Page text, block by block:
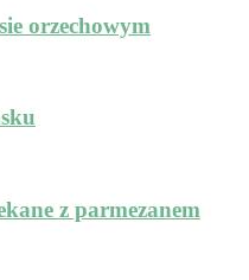
orzechowym
z parmezanem